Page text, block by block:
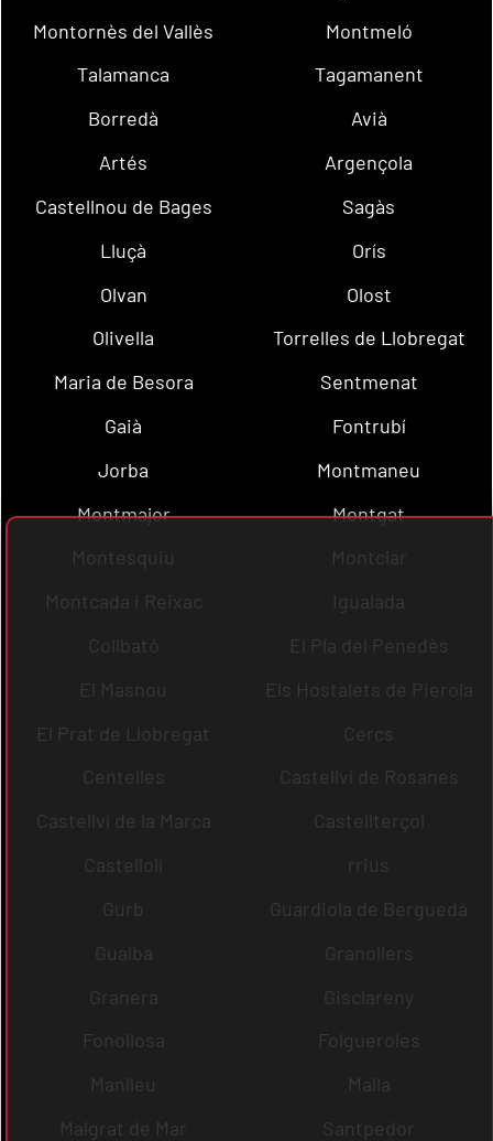
Montornès del Vallès
Montmeló
Talamanca
Tagamanent
Borredà
Avià
Artés
Argençola
Castellnou de Bages
Sagàs
Lluçà
Orís
Olvan
Olost
Olivella
Torrelles de Llobregat
Maria de Besora
Sentmenat
Gaià
Fontrubí
Jorba
Montmaneu
Montmajor
Montgat
Montesquiu
Montclar
Montcada i Reixac
Igualada
Collbató
El Pla del Penedès
El Masnou
Els Hostalets de Pierola
El Prat de Llobregat
Cercs
Centelles
Castellví de Rosanes
Castellví de la Marca
Castellterçol
Castellolí
rrius
Gurb
Guardiola de Berguedà
Gualba
Granollers
Granera
Gisclareny
Fonollosa
Folgueroles
Manlleu
Malla
Malgrat de Mar
Santpedor